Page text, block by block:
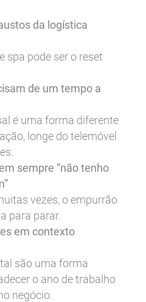
da logística
spa pode ser o reset
de um tempo a
é uma forma diferente
longe do telemóvel
sempre “não tenho
vezes, o empurrão
para parar.
em contexto
são uma forma
o ano de trabalho
negócio.